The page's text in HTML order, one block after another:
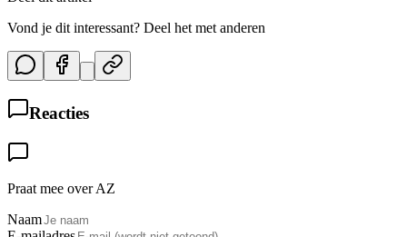
Vond je dit interessant? Deel het met anderen
Reacties
Praat mee over AZ
Naam